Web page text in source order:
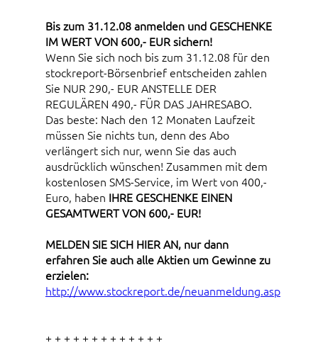
Bis zum 31.12.08 anmelden und GESCHENKE
IM WERT VON 600,- EUR sichern!
Wenn Sie sich noch bis zum 31.12.08 für den
stockreport-Börsenbrief entscheiden zahlen
Sie NUR 290,- EUR ANSTELLE DER
REGULÄREN 490,- FÜR DAS JAHRESABO.
Das beste: Nach den 12 Monaten Laufzeit
müssen Sie nichts tun, denn des Abo
verlängert sich nur, wenn Sie das auch
ausdrücklich wünschen! Zusammen mit dem
kostenlosen SMS-Service, im Wert von 400,-
Euro, haben IHRE GESCHENKE EINEN
GESAMTWERT VON 600,- EUR!
MELDEN SIE SICH HIER AN, nur dann
erfahren Sie auch alle Aktien um Gewinne zu
erzielen:
http://www.stockreport.de/neuanmeldung.asp
+ + + + + + + + + + + + +